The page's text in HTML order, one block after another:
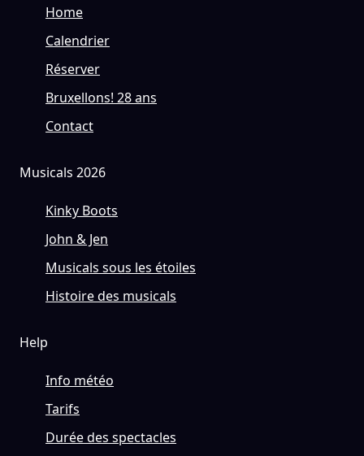
Home
Calendrier
Réserver
Bruxellons! 28 ans
Contact
Musicals 2026
Kinky Boots
John & Jen
Musicals sous les étoiles
Histoire des musicals
Help
Info météo
Tarifs
Durée des spectacles